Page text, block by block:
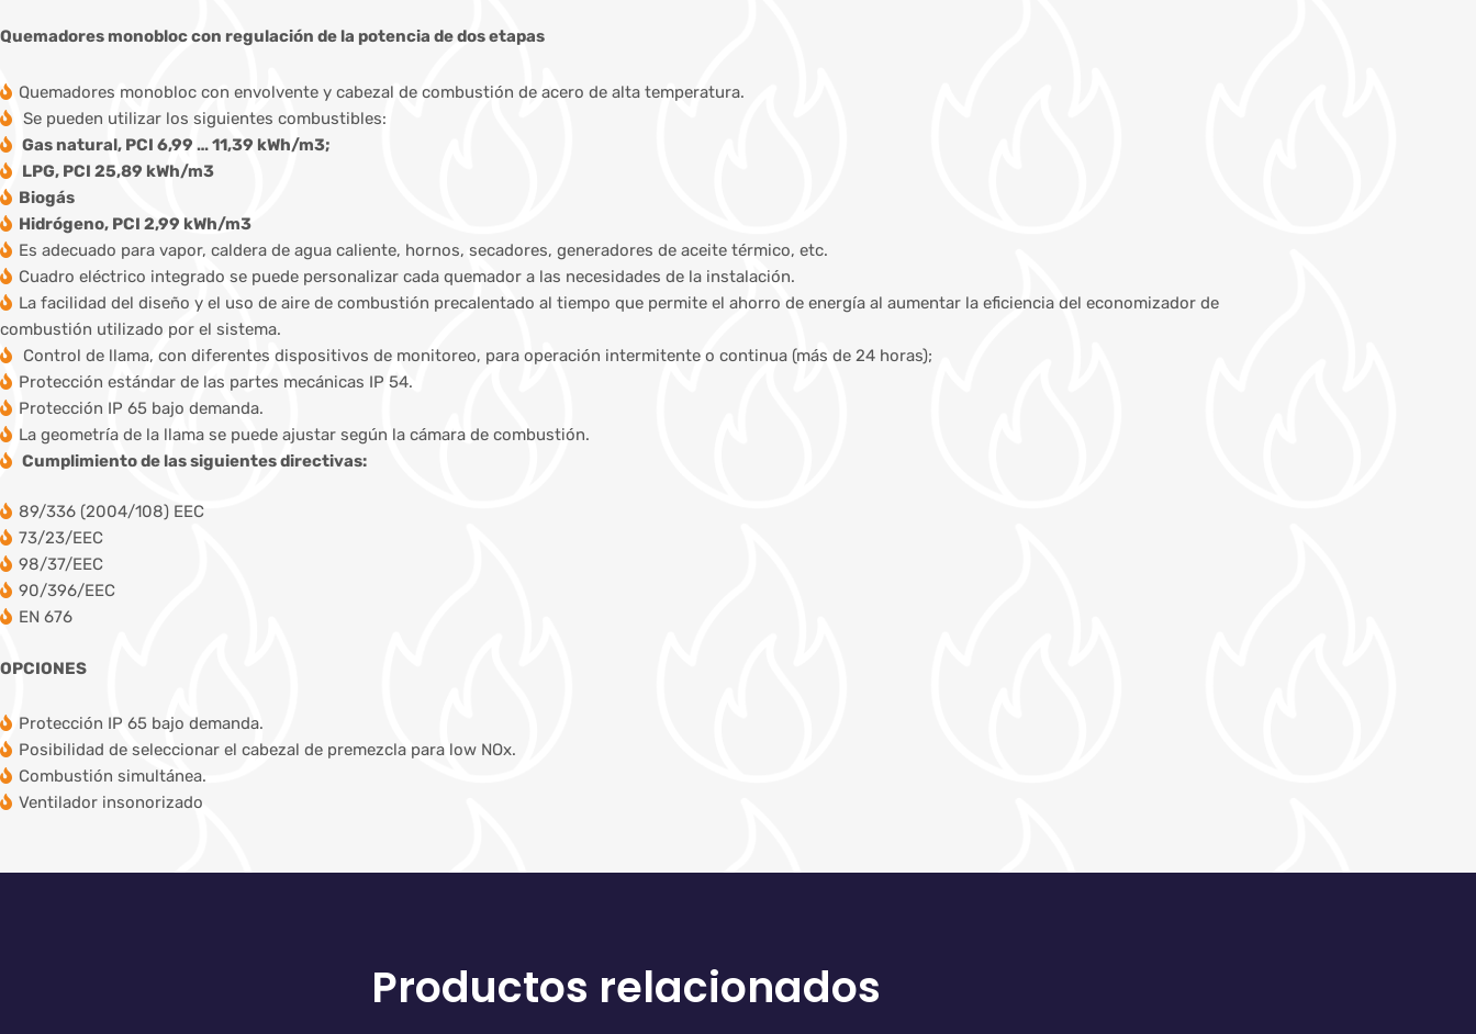
Quemadores monobloc con regulación de la potencia de dos etapas
Quemadores monobloc con envolvente y cabezal de combustión de acero de alta temperatura.
Se pueden utilizar los siguientes combustibles:
Gas natural, PCI 6,99 … 11,39 kWh/m3;
LPG, PCI 25,89 kWh/m3
Biogás
Hidrógeno, PCI 2,99 kWh/m3
Es adecuado para vapor, caldera de agua caliente, hornos, secadores, generadores de aceite térmico, etc.
Cuadro eléctrico integrado se puede personalizar cada quemador a las necesidades de la instalación.
La facilidad del diseño y el uso de aire de combustión precalentado al tiempo que permite el ahorro de energía al aumentar la eficiencia del economizador de
combustión utilizado por el sistema.
Control de llama, con diferentes dispositivos de monitoreo, para operación intermitente o continua (más de 24 horas);
Protección estándar de las partes mecánicas IP 54.
Protección IP 65 bajo demanda.
La geometría de la llama se puede ajustar según la cámara de combustión.
Cumplimiento de las siguientes directivas:
89/336 (2004/108) EEC
73/23/EEC
98/37/EEC
90/396/EEC
EN 676
OPCIONES
Protección IP 65 bajo demanda.
Posibilidad de seleccionar el cabezal de premezcla para low NOx.
Combustión simultánea.
Ventilador insonorizado
Productos relacionados